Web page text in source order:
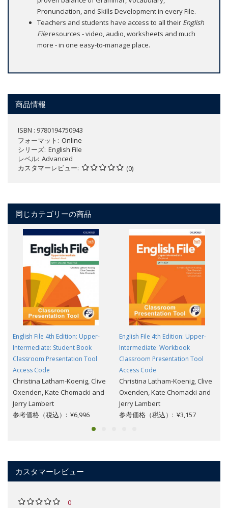
Pronunciation, and Skills Development in every File.
Teachers and students have access to all their English
Fileresources - video, audio, worksheets and much
more - in one easy-to-manage place.
商品情報
ISBN : 9780194750943
フォーマット
Online
シリーズ English File
レベル Advanced
カスタマーレビュー
(0)
同じカテゴリーの商品
English File 4th Edition: Upper-
Intermediate: Student Book
Classroom Presentation Tool
Access Code
Christina Latham-Koenig, Clive
Oxenden, Kate Chomacki and
Jerry Lambert
参考価格（税込）: ¥6,996
English File 4th Edition: Upper-
Intermediate: Workbook
Classroom Presentation Tool
Access Code
Christina Latham-Koenig, Clive
Oxenden, Kate Chomacki and
Jerry Lambert
参考価格（税込）: ¥3,157
カスタマーレビュー
0